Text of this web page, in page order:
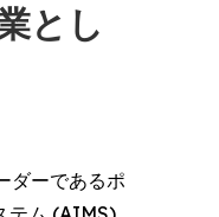
とし
ダーであるポ